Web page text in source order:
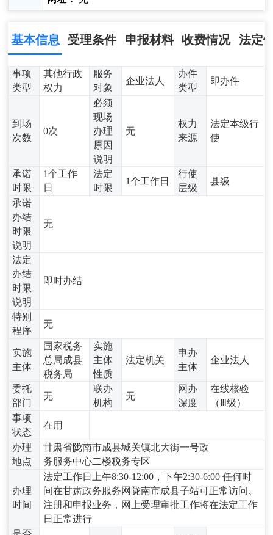
基本信息 受理条件 申报材料 收费情况 法定
事项
类型
其他行政
权力
服务
对象
企业法人
办件
类型
即办件
到场
次数
0次
必须
现场
办理
原因
说明
无
权力
来源
法定本级行
使
承诺
时限
1个工作
日
法定
时限
1个工作日
行使
层级
县级
承诺
办结
时限
说明
无
法定
办结
时限
说明
即时办结
特别
程序
无
实施
主体
国家税务
总局成县
税务局
实施
主体
性质
法定机关
申办
主体
企业法人
委托
部门
无
联办
机构
无
网办
深度
在线核验
（Ⅲ级）
事项
状态
在用
办理
地点
甘肃省陇南市成县城关镇北大街一号政
务服务中心二楼税务专区
办理
时间
法定工作日上午8:30-12:00，下午2:30-6:00 任何时
间在甘肃政务服务网陇南市成县子站可正常访问、
注册和申报业务，网上受理审批工作将在法定工作
日正常进行